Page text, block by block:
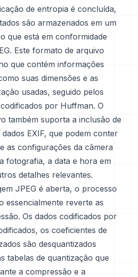
de entropia é concluída,
são armazenados em um
que está em conformidade
Este formato de arquivo
que contém informações
suas dimensões e as
usadas, seguido pelos
por Huffman. O
também suporta a inclusão de
EXIF, que podem conter
as configurações da câmera
fotografia, a data e hora em
detalhes relevantes.
JPEG é aberta, o processo
essencialmente reverte as
Os dados codificados por
os coeficientes de
são desquantizados
tabelas de quantização que
a compressão e a